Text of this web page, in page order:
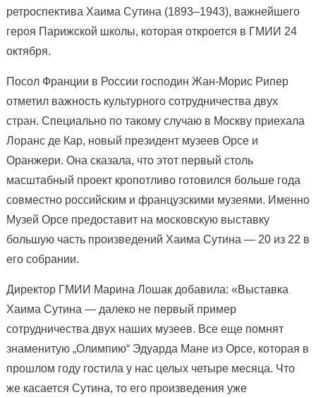
ретроспектива Хаима Сутина (1893–1943), важнейшего
героя Парижской школы, которая откроется в ГМИИ 24
октября.
Посол Франции в России господин Жан-Морис Рипер
отметил важность культурного сотрудничества двух
стран. Специально по такому случаю в Москву приехала
Лоранс де Кар, новый президент музеев Орсе и
Оранжери. Она сказала, что этот первый столь
масштабный проект кропотливо готовился больше года
совместно российским и французскими музеями. Именно
Музей Орсе предоставит на московскую выставку
большую часть произведений Хаима Сутина — 20 из 22 в
его собрании.
Директор ГМИИ Марина Лошак добавила: «Выставка
Хаима Сутина — далеко не первый пример
сотрудничества двух наших музеев. Все еще помнят
знаменитую „Олимпию“ Эдуарда Мане из Орсе, которая в
прошлом году гостила у нас целых четыре месяца. Что
же касается Сутина, то его произведения уже